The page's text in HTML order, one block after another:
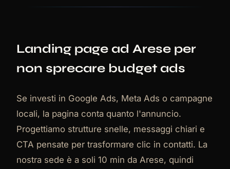
Landing page ad Arese per
non sprecare budget ads
Se investi in Google Ads, Meta Ads o campagne
locali, la pagina conta quanto l'annuncio.
Progettiamo strutture snelle, messaggi chiari e
CTA pensate per trasformare clic in contatti. La
nostra sede è a soli 10 min da Arese, quindi